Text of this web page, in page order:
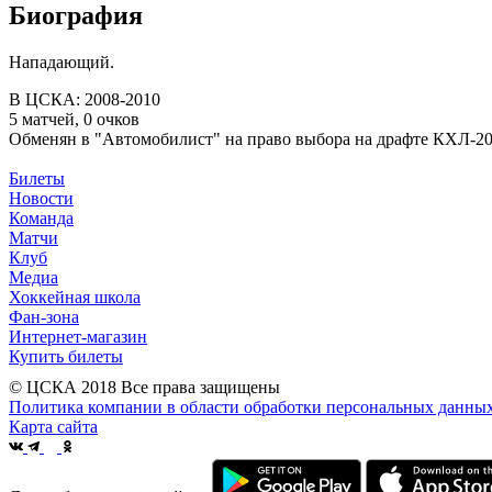
Биография
Нападающий.
В ЦСКА: 2008-2010
5 матчей, 0 очков
Обменян в "Автомобилист" на право выбора на драфте КХЛ-
Билеты
Новости
Команда
Матчи
Клуб
Медиа
Хоккейная школа
Фан-зона
Интернет-магазин
Купить билеты
© ЦСКА 2018 Все права защищены
Политика компании в области обработки персональных
Карта сайта